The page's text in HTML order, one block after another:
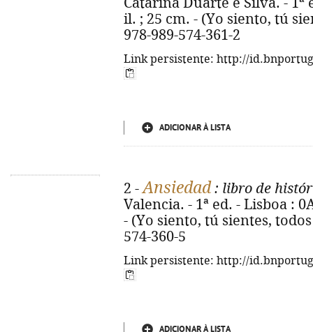
il. ; 25 cm. - (Yo siento, tú
978-989-574-361-2
Link persistente: http://
ADICIONAR À LISTA
2 -Ansiedad : libro de
Valencia. - 1ª ed. - Lisboa :
- (Yo siento, tú sientes,
574-360-5
Link persistente: http://
ADICIONAR À LISTA